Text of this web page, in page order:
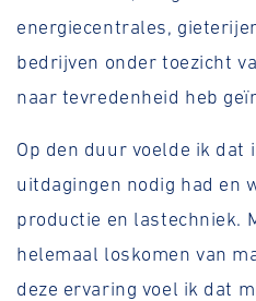
energiecentrales,
bedrijven onder toezicht
naar tevredenheid heb
Op den duur voelde ik dat
uitdagingen nodig had en
productie en lastechniek.
helemaal loskomen van
deze ervaring voel ik dat